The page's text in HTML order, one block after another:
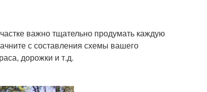
важно тщательно продумать каждую
с составления схемы вашего
дорожки и т.д.